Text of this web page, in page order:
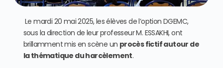
Le mardi 20 mai 2025, les élèves de l’option DGEMC,
sous la direction de leur professeur M. ESSAKHI, ont
brillamment mis en scène un procès fictif autour de
la thématique du harcèlement.